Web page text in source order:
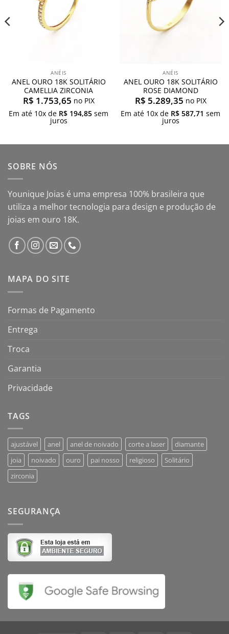
ANÉIS
ANEL OURO 18K SOLITÁRIO
CAMELLIA ZIRCONIA
R$ 1.753,65 no PIX
Em até 10x de R$ 194,85 sem
juros
ANÉIS
ANEL OURO 18K SOLITÁRIO
ROSE DIAMOND
R$ 5.289,35 no PIX
Em até 10x de R$ 587,71 sem
juros
SOBRE NÓS
Younique Joias é uma empresa 100% brasileira que
utiliza a melhor tecnologia para design e produção de
joias em ouro 18K.
MAPA DO SITE
Formas de Pagamento
Entrega
Troca
Garantia
Privacidade
TAGS
ajustável anel anel de noivado corte a laser
diamante
joia
noivado ouro pai nosso religioso
Solitário
zirconia
SEGURANÇA